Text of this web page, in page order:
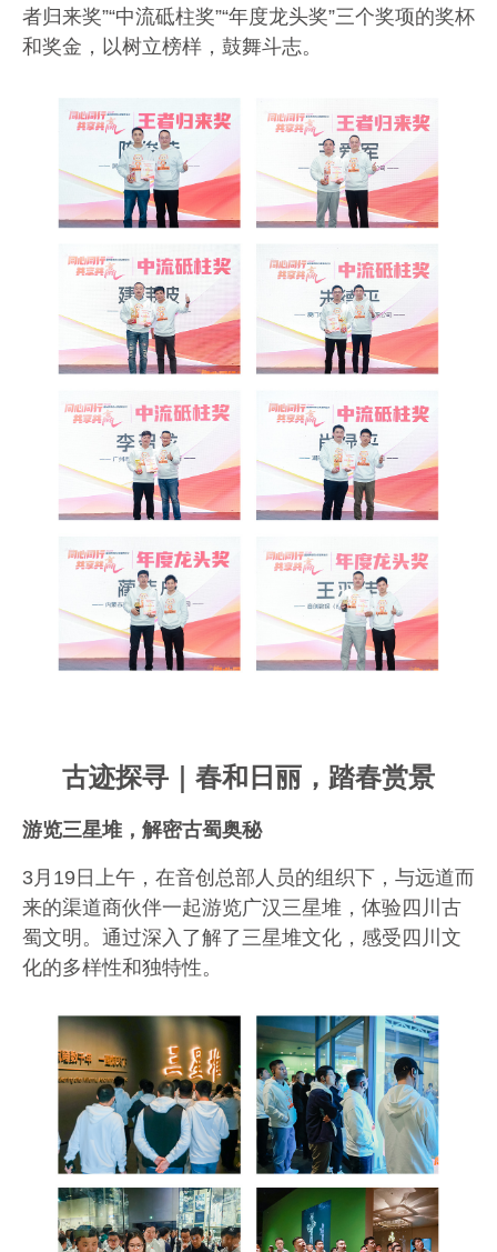
者归来奖”“中流砥柱奖”“年度龙头奖”三个奖项的奖杯
和奖金，以树立榜样，鼓舞斗志。
古迹探寻｜春和日丽，踏春赏景
游览三星堆，解密古蜀奥秘
3 月 19日上午，在音创总部人员的组织下，与远道而
来的渠道商伙伴一起游览广汉三星堆，体验四川古
蜀文明。通过深入了解了三星堆文化，感受四川文
化的多样性和独特性。